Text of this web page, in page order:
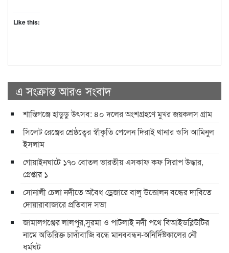
Like this:
এ সংক্রান্ত আরও সংবাদ
শান্তিগঞ্জে হাডুডু উৎসব: ৪০ দলের অংশগ্রহণে মুখর জয়কলস গ্রাম
সিলেট রেঞ্জের শ্রেষ্ঠত্বের স্বীকৃতি পেলেন দিরাই থানার ওসি আমিনুল
ইসলাম
গোয়াইনঘাটে ১৭০ বোতল ভারতীয় এসকাফ কফ সিরাপ উদ্ধার,
গ্রেপ্তার ১
সোনালী চেলা নদীতে অবৈধ ড্রেজারে বালু উত্তোলন বন্ধের দাবিতে
দোয়ারাবাজারে প্রতিবাদ সভা
জামালগঞ্জের লালপুর,সুরমা ও পাটলাই নদী পথে বিআইডব্লিউটির
নামে অতিরিক্ত চাদাঁবাজি বন্ধে মানববন্ধন-অনির্দিষ্টকালের নৌ
ধর্মঘট